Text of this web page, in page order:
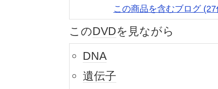
この商品を含むブログ
このDVDを見ながら
DNA
遺伝子